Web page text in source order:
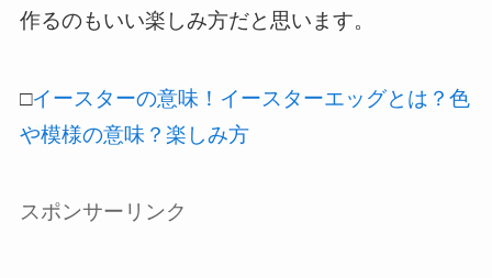
作るのもいい楽しみ方だと思います。
□イースターの意味！イースターエッグとは？色
や模様の意味？楽しみ方
スポンサーリンク